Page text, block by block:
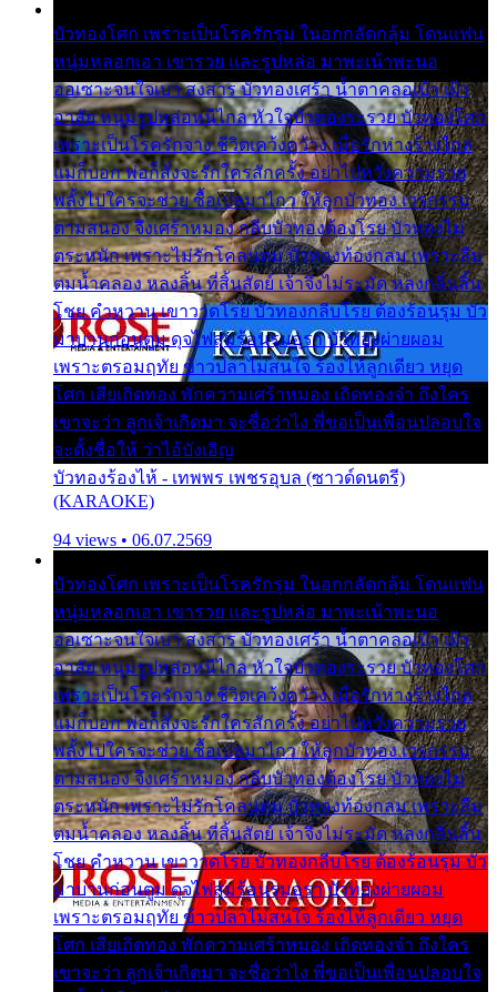
บัวทองโศก เพราะเป็นโรครักรุม ในอกกลัดกลุ้ม โดนแฟน
หนุ่มหลอกเอา เขารวย และรูปหล่อ มาพะเน้าพะนอ
ออเซาะจนใจเบา สงสาร บัวทองเศร้า น้ำตาคลอเบ้า เฝ้า
อาลัย หนุ่มรูปหล่อหนีไกล หัวใจบัวทองระรวย บัวทองโศก
เพราะเป็นโรครักจาง ชีวิตเคว้งคว้าง เมื่อรักห่างร้างไกล
แม่ก็บอก พ่อก็สั่งจะรักใครสักครั้ง อย่าไปหวังความรวย
พลั้งไปใครจะช่วย ซื้อเปลมาไกว ให้ลูกบัวทอง เวรกรรม
ตามสนอง จึงเศร้าหมอง กลีบบัวทองต้องโรย บัวทองไม่
ตระหนัก เพราะไม่รักโคลนตม บัวทองท้องกลม เพราะลืม
ตมน้ำคลอง หลงลิ้น ที่สิ้นสัตย์ เจ้าจึงไม่ระมัด หลงกลิ่นลิ้น
โชย คำหวาน เขาวาดโรย บัวทองกลีบโรย ต้องร้อนรุม บัว
มาบานก่อนตูม ดุจไฟสุมร้อนรุมอุรา บัวทองผ่ายผอม
เพราะตรอมฤทัย ข้าวปลาไม่สนใจ ร้องไห้ลูกเดียว หยุด
โศก เสียเถิดทอง พักความเศร้าหมอง เถิดทองจ๋า ถึงใคร
เขาจะว่า ลูกเจ้าเกิดมา จะชื่อว่าไง พี่ขอเป็นเพื่อนปลอบใจ
จะตั้งชื่อให้ ว่าไอ้บังเอิญ
บัวทองร้องไห้ - เทพพร เพชรอุบล (ซาวด์ดนตรี)
(KARAOKE)
94 views • 06.07.2569
บัวทองโศก เพราะเป็นโรครักรุม ในอกกลัดกลุ้ม โดนแฟน
หนุ่มหลอกเอา เขารวย และรูปหล่อ มาพะเน้าพะนอ
ออเซาะจนใจเบา สงสาร บัวทองเศร้า น้ำตาคลอเบ้า เฝ้า
อาลัย หนุ่มรูปหล่อหนีไกล หัวใจบัวทองระรวย บัวทองโศก
เพราะเป็นโรครักจาง ชีวิตเคว้งคว้าง เมื่อรักห่างร้างไกล
แม่ก็บอก พ่อก็สั่งจะรักใครสักครั้ง อย่าไปหวังความรวย
พลั้งไปใครจะช่วย ซื้อเปลมาไกว ให้ลูกบัวทอง เวรกรรม
ตามสนอง จึงเศร้าหมอง กลีบบัวทองต้องโรย บัวทองไม่
ตระหนัก เพราะไม่รักโคลนตม บัวทองท้องกลม เพราะลืม
ตมน้ำคลอง หลงลิ้น ที่สิ้นสัตย์ เจ้าจึงไม่ระมัด หลงกลิ่นลิ้น
โชย คำหวาน เขาวาดโรย บัวทองกลีบโรย ต้องร้อนรุม บัว
มาบานก่อนตูม ดุจไฟสุมร้อนรุมอุรา บัวทองผ่ายผอม
เพราะตรอมฤทัย ข้าวปลาไม่สนใจ ร้องไห้ลูกเดียว หยุด
โศก เสียเถิดทอง พักความเศร้าหมอง เถิดทองจ๋า ถึงใคร
เขาจะว่า ลูกเจ้าเกิดมา จะชื่อว่าไง พี่ขอเป็นเพื่อนปลอบใจ